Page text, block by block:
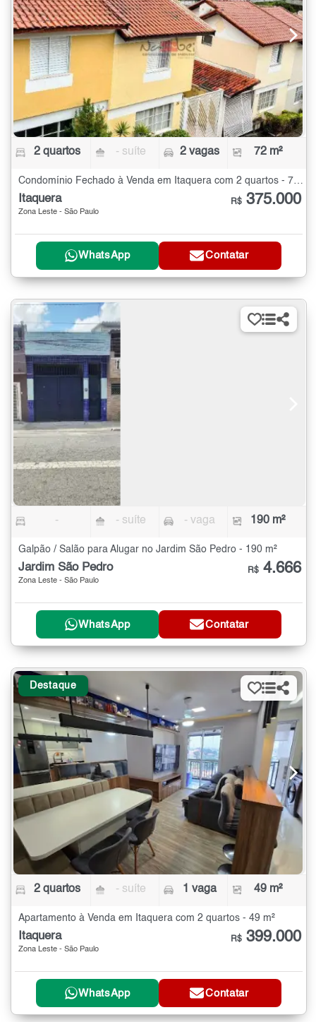
2 quartos - suíte 2 vagas 72 m²
Itaquera
Zona Leste - São Paulo
R$ 375.000
WhatsApp Contatar
- - suíte - vaga 190 m²
Galpão / Salão para Alugar no Jardim São Pedro - 190 m²
Jardim São Pedro
Zona Leste - São Paulo
R$ 4.666
WhatsApp Contatar
Destaque
2 quartos - suíte 1 vaga 49 m²
Apartamento à Venda em Itaquera com 2 quartos - 49 m²
Itaquera
Zona Leste - São Paulo
R$ 399.000
WhatsApp Contatar